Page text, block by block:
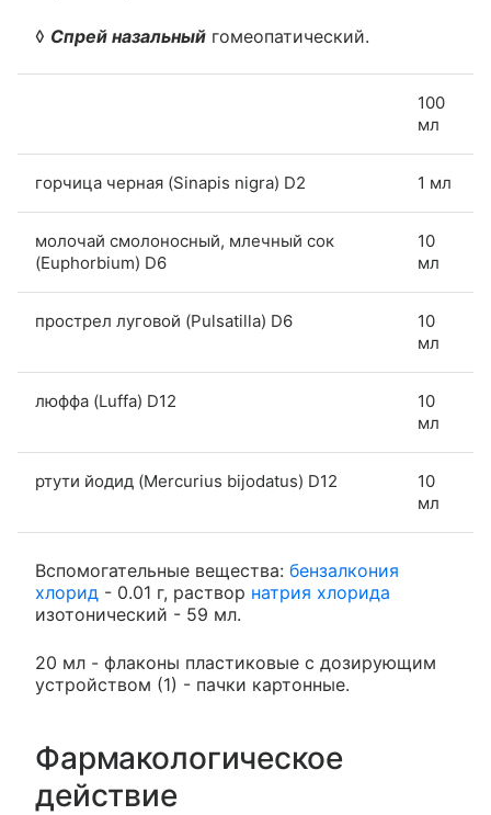
◊ Спрей назальный гомеопатический.
100
мл
горчица черная (Sinapis nigra) D2 1 мл
молочай смолоносный, млечный сок
(Euphorbium) D6
10
мл
прострел луговой (Pulsatilla) D6
10
мл
люффа (Luffa) D12
10
мл
ртути йодид (Mercurius bijodatus) D12
10
мл
Вспомогательные вещества: бензалкония
хлорид - 0.01 г, раствор натрия хлорида
изотонический - 59 мл.
20 мл - флаконы пластиковые с дозирующим
устройством (1) - пачки картонные.
Фармакологическое
действие